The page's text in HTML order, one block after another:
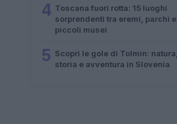
4 Toscana fuori rotta: 15 luoghi
sorprendenti tra eremi, parchi e
piccoli musei
5 Scopri le gole di Tolmin: natura,
storia e avventura in Slovenia